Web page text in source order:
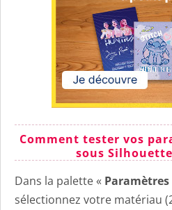
Comment tester vos
sous
Dans la palette « Paramètres
sélectionnez votre matériau